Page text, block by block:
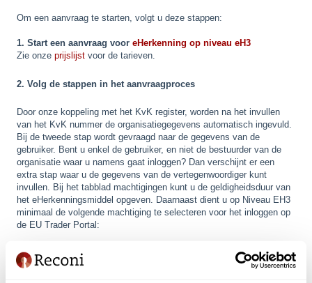
Om een aanvraag te starten, volgt u deze stappen:
1. Start een aanvraag voor eHerkenning op niveau eH3
Zie onze prijslijst voor de tarieven.
2. Volg de stappen in het aanvraagproces
Door onze koppeling met het KvK register, worden na het invullen
van het KvK nummer de organisatiegegevens automatisch ingevuld.
Bij de tweede stap wordt gevraagd naar de gegevens van de
gebruiker. Bent u enkel de gebruiker, en niet de bestuurder van de
organisatie waar u namens gaat inloggen? Dan verschijnt er een
extra stap waar u de gegevens van de vertegenwoordiger kunt
invullen. Bij het tabblad machtigingen kunt u de geldigheidsduur van
het eHerkenningsmiddel opgeven. Daarnaast dient u op Niveau EH3
minimaal de volgende machtiging te selecteren voor het inloggen op
de EU Trader Portal:
Dienstverlener: Douane